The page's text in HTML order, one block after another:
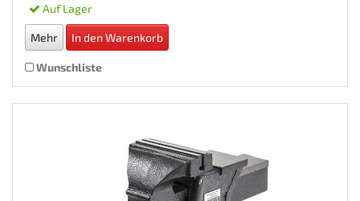
Auf Lager
Mehr In den Warenkorb
Wunschliste